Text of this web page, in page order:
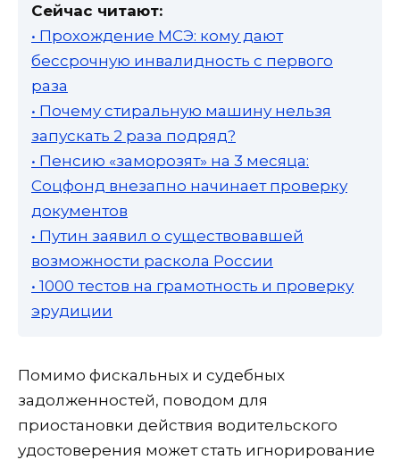
Сейчас читают:
• Прохождение МСЭ: кому дают
бессрочную инвалидность с первого
раза
• Почему стиральную машину нельзя
запускать 2 раза подряд?
• Пенсию «заморозят» на 3 месяца:
Соцфонд внезапно начинает проверку
документов
• Путин заявил о существовавшей
возможности раскола России
• 1000 тестов на грамотность и проверку
эрудиции
Помимо фискальных и судебных
задолженностей, поводом для
приостановки действия водительского
удостоверения может стать игнорирование